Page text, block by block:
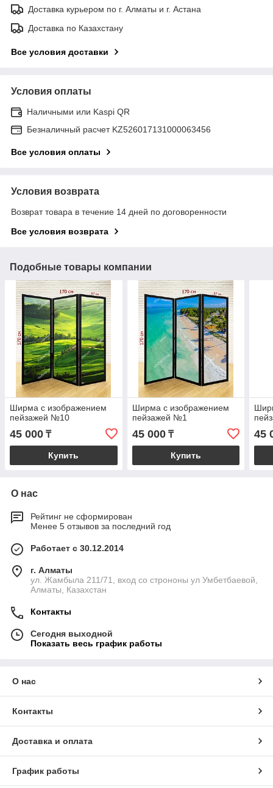
Доставка курьером по г. Алматы и г. Астана
Доставка по Казахстану
Все условия доставки
Условия оплаты
Наличными или Kaspi QR
Безналичный расчет KZ526017131000063456
Все условия оплаты
Условия возврата
Возврат товара в течение 14 дней по договоренности
Все условия возврата
Подобные товары компании
Ширма с изображением
пейзажей №10
45 000 ₸
Купить
Ширма с изображением
пейзажей №1
45 000₸
Купить
45
О нас
Рейтинг не сформирован
Менее 5 отзывов за последний год
Работает с 30.12.2014
г. Алматы
ул. Жамбыла 211/71, вход со строноны ул Умбетбаевой,
Алматы, Казахстан
Контакты
Сегодня выходной
Показать весь график работы
О нас
Контакты
Доставка и оплата
График работы